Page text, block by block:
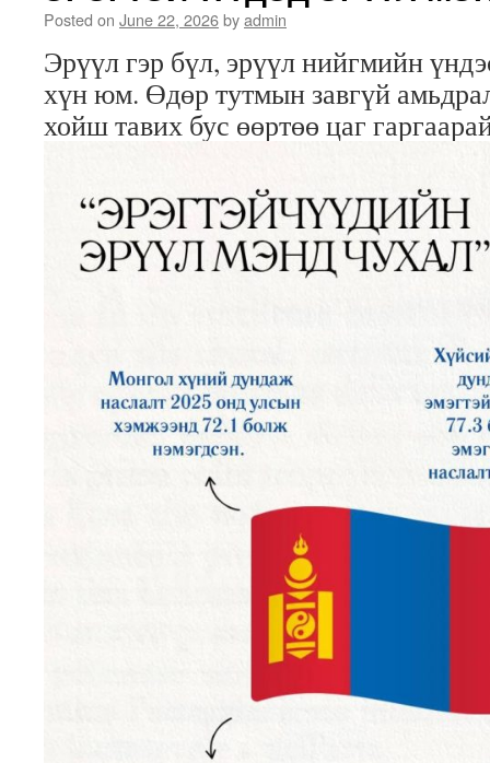
Posted on June 22, 2026byadmin
Эрүүл гэр бүл, эрүүл нийгмийн
хүн юм. Өдөр тутмын завгүй
хойш тавих бус өөртөө цаг